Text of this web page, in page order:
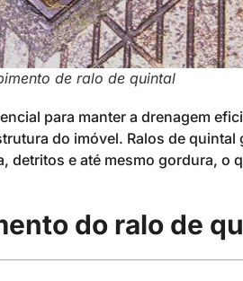
de ralo de quintal
para manter a drenagem
do imóvel. Ralos de quintal
e até mesmo gordura, o
do ralo de